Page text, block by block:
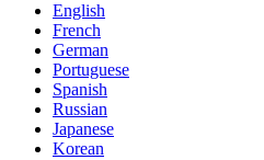
English
French
German
Portuguese
Spanish
Russian
Japanese
Korean